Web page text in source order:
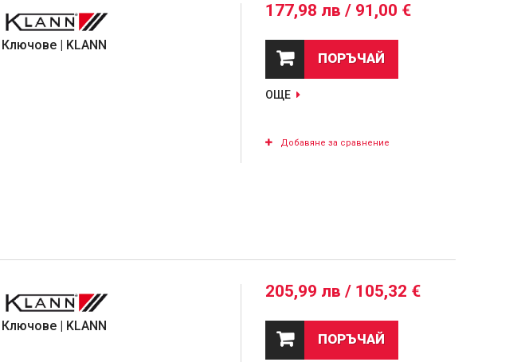
Ключове | KLANN
177,98 лв / 91,00 €
ПОРЪЧАЙ
ОЩЕ
Добавяне за сравнение
Ключове | KLANN
205,99 лв / 105,32 €
ПОРЪЧАЙ